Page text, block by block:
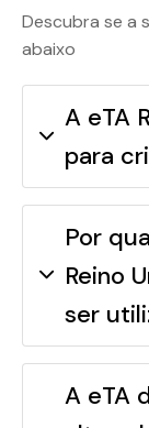
Descubra se a
abaixo
A eTA
para
Por
Reino
ser
A eTA